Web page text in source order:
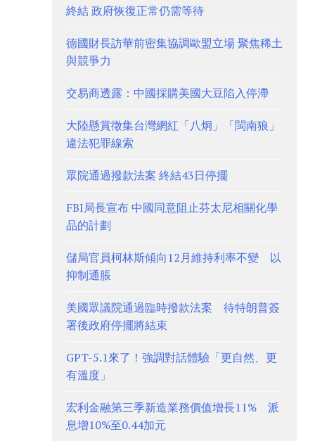
終結 政府恢復正常仍需等待
德國財長訪華前密集協調歐盟立場 聚焦稀土
與競爭力
交易商透露：中國採購美國大豆陷入停滯
大陸懸賞徵集台灣網紅「八炯」「閩南狼」
違法犯罪線索
眾院通過撥款法案 終結43日停擺
FBI局長宣布 中國同意阻止芬太尼相關化學
品的計劃
儲局官員柯林斯傾向12月維持利率不變 以
抑制通脹
美國眾議院通過臨時撥款法案 待特朗普簽
署後政府停擺將結束
GPT-5.1來了！強調對話體驗「更自然、更
有溫度」
宏利金融第三季新造業務價值增長11% 派
息增10%至0.44加元